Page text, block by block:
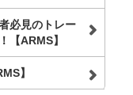
必見のトレー
【ARMS】
】